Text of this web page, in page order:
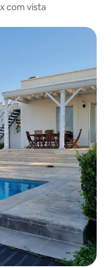
2+1 duplex com vista